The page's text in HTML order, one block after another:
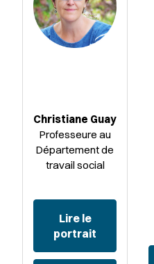
Christiane Guay
Professeure au
Département de
travail social
Lire le
portrait